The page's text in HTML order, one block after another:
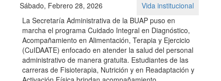
Sábado, Febrero 28, 2026
Vida institucional
La Secretaría Administrativa de la BUAP puso en
marcha el programa Cuidado Integral en Diagnóstico,
Acompañamiento en Alimentación, Terapia y Ejercicio
(CuIDAATE) enfocado en atender la salud del personal
administrativo de manera gratuita. Estudiantes de las
carreras de Fisioterapia, Nutrición y en Readaptación y